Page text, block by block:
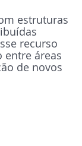
estruturas
recurso
entre áreas
de novos